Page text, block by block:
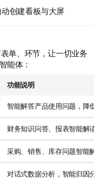
创建看板与大屏
单、环节，让一切业务
能体：
功能说明
智能解答产品使用问题，降
财务知识问答、报表智能解读
采购、销售、库存问题智能解
对话式数据分析，智能归因分